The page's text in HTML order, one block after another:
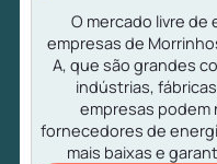
O mercado livre de
empresas de
A, que são grandes
indústrias,
empresas
fornecedores de
mais baixas e